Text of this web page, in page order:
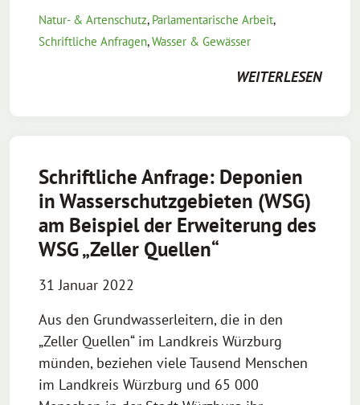
Natur- & Artenschutz, Parlamentarische Arbeit,
Schriftliche Anfragen,Wasser & Gewässer
WEITERLESEN
Schriftliche Anfrage: Deponien
in Wasserschutzgebieten (WSG)
am Beispiel der Erweiterung des
WSG „Zeller Quellen“
31 Januar 2022
Aus den Grundwasserleitern, die in den
„Zeller Quellen“ im Landkreis Würzburg
münden, beziehen viele Tausend Menschen
im Landkreis Würzburg und 65 000